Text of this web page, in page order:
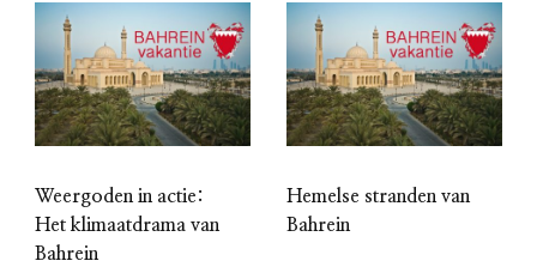
Weergoden in actie:
Het klimaatdrama van
Bahrein
Hemelse stranden van
Bahrein